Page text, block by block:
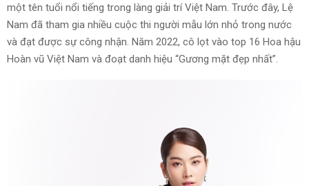
một tên tuổi nổi tiếng trong làng giải trí Việt Nam. Trước đây, Lệ
Nam đã tham gia nhiều cuộc thi người mẫu lớn nhỏ trong nước
và đạt được sự công nhận. Năm 2022, cô lọt vào top 16 Hoa hậu
Hoàn vũ Việt Nam và đoạt danh hiệu “Gương mặt đẹp nhất”.